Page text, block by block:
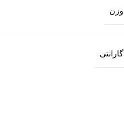
وزن
گارانتی